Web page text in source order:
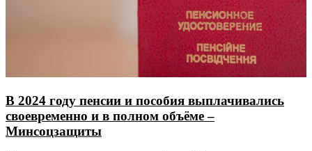
В 2024 году пенсии и пособия выплачивались
своевременно и в полном объёме –
Минсоцзащиты